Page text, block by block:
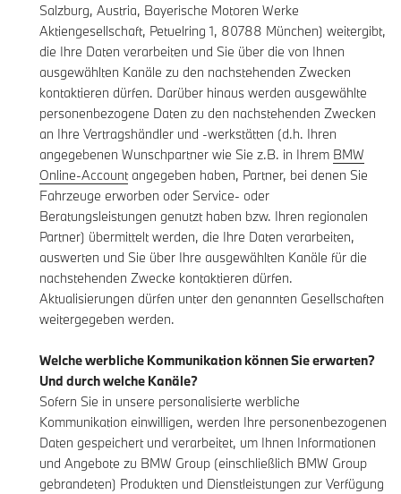
Salzburg, Austria, Bayerische Motoren Werke
Aktiengesellschaft, Petuelring 1, 80788 München) weitergibt,
die Ihre Daten verarbeiten und Sie über die von Ihnen
ausgewählten Kanäle zu den nachstehenden Zwecken
kontaktieren dürfen. Darüber hinaus werden ausgewählte
personenbezogene Daten zu den nachstehenden Zwecken
an Ihre Vertragshändler und -werkstätten (d.h. Ihren
angegebenen Wunschpartner wie Sie z.B. in Ihrem BMW
Online-Accountangegeben haben, Partner, bei denen Sie
Fahrzeuge erworben oder Service- oder
Beratungsleistungen genutzt haben bzw. Ihren regionalen
Partner) übermittelt werden, die Ihre Daten verarbeiten,
auswerten und Sie über Ihre ausgewählten Kanäle für die
nachstehenden Zwecke kontaktieren dürfen.
Aktualisierungen dürfen unter den genannten Gesellschaften
weitergegeben werden.
Welche werbliche Kommunikation können Sie erwarten?
Und durch welche Kanäle?
Sofern Sie in unsere personalisierte werbliche
Kommunikation einwilligen, werden Ihre personenbezogenen
Daten gespeichert und verarbeitet, um Ihnen Informationen
und Angebote zu BMW Group (einschließlich BMW Group
gebrandeten) Produkten und Dienstleistungen zur Verfügung